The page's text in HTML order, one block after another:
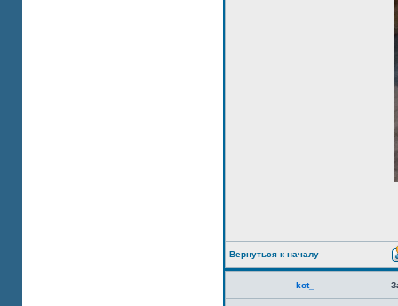
Вернуться к началу
kot_